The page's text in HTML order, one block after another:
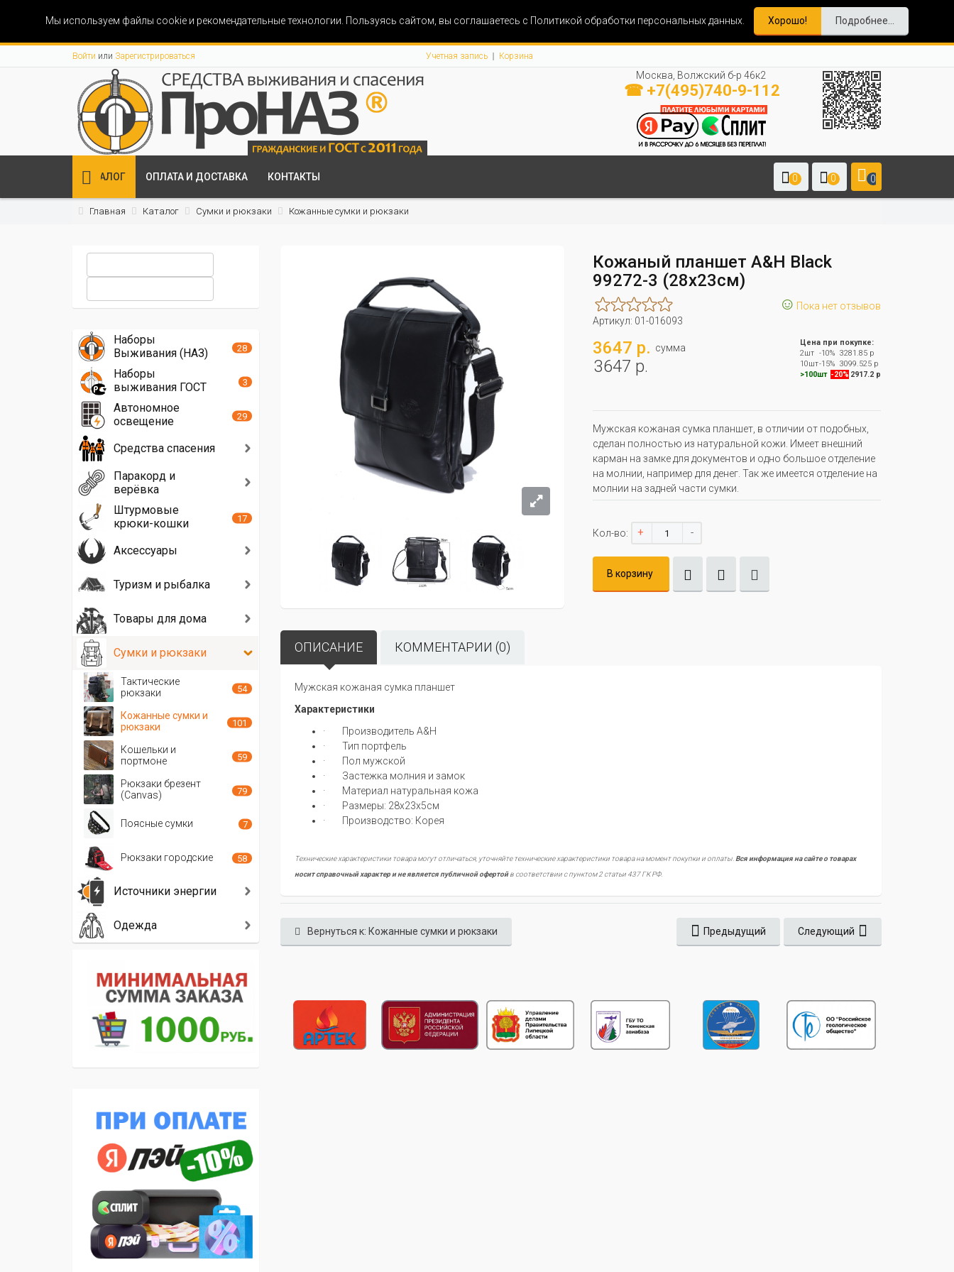
Мы используем файлы cookie и рекомендательные технологии. Пользуясь сайтом, вы соглашаетесь с Политикой обработки персональных данных. Хорошо! Подробнее...
Войти или Зарегистрироваться Учетная запись Корзина
Москва, Волжский б-р 46к2
☎ +7(495)740-9-112
КАТАЛОГ ОПЛАТА И ДОСТАВКА КОНТАКТЫ 0 0 0
Главная Каталог Сумки и рюкзаки Кожанные сумки и рюкзаки
Кожаный планшет A&H Black
99272-3 (28x23см)
☺ Пока нет отзывов
Артикул: 01-016093
3647 р. сумма
3647 р.
Цена при покупке:
2шт -10% 3281.85 р
10шт-15% 3099.525 р
>100шт -20% 2917.2 р
Мужская кожаная сумка планшет, в отличии от подобных,
сделан полностью из натуральной кожи. Имеет внешний
карман на замке для документов и одно большое отделение
на молнии, например для денег. Так же имеется отделение на
молнии на задней части сумки.
Кол-во: + -
В корзину
ОПИСАНИЕ КОММЕНТАРИИ (0)
Мужская кожаная сумка планшет
Характеристики
· Производитель A&H
· Тип портфель
· Пол мужской
· Застежка молния и замок
· Материал натуральная кожа
· Размеры: 28х23х5см
· Производство: Корея
Технические характеристики товара могут отличаться, уточняйте технические характеристики товара на момент покупки и оплаты. Вся информация на сайте о товарах
носит справочный характер и не является публичной офертойв соответствии с пунктом 2 статьи 437 ГК РФ.
Вернуться к: Кожанные сумки и рюкзаки Предыдущий Следующий
Наборы
Выживания (НАЗ)
28
Наборы
выживания ГОСТ
3
Автономное
освещение
29
Средства спасения
Паракорд и
верёвка
Штурмовые
крюки-кошки
17
Аксессуары
Туризм и рыбалка
Товары для дома
Сумки и рюкзаки
Тактические
рюкзаки
54
Кожанные сумки и
рюкзаки
101
Кошельки и
портмоне
59
Рюкзаки брезент
(Canvas)
79
Поясные сумки 7
Рюкзаки городские 58
Источники энергии
Одежда